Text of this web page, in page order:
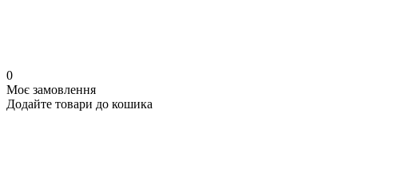
0
Моє замовлення
Додайте товари до кошика